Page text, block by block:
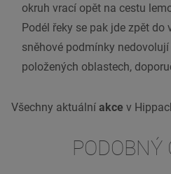
okruh vrací opět na cestu
Podél řeky se pak jde zpět do
sněhové podmínky
položených oblastech,
Všechny aktuální akce v
PODOBNÝ